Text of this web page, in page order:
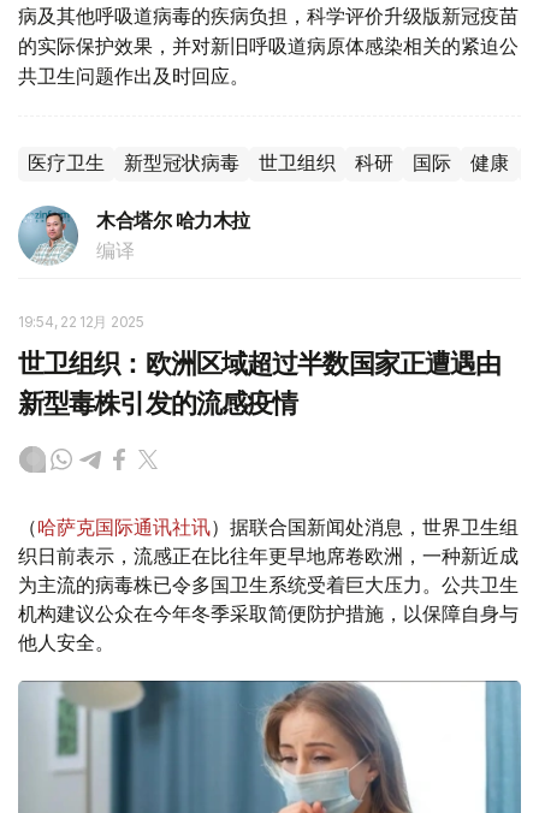
病及其他呼吸道病毒的疾病负担，科学评价升级版新冠疫苗
的实际保护效果，并对新旧呼吸道病原体感染相关的紧迫公
共卫生问题作出及时回应。
医疗卫生 新型冠状病毒 世卫组织 科研 国际 健康
木合塔尔 哈力木拉
编译
19:54, 22 12月 2025
世卫组织：欧洲区域超过半数国家正遭遇由
新型毒株引发的流感疫情
（哈萨克国际通讯社讯）据联合国新闻处消息，世界卫生组
织日前表示，流感正在比往年更早地席卷欧洲，一种新近成
为主流的病毒株已令多国卫生系统受着巨大压力。公共卫生
机构建议公众在今年冬季采取简便防护措施，以保障自身与
他人安全。